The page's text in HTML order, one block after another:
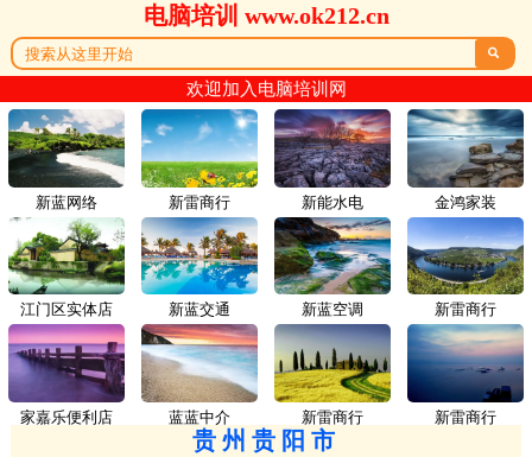
电脑培训 www.ok212.cn

欢迎加入电脑培训网
新蓝网络 新雷商行
江门区实体店 新蓝交通
家嘉乐便利店 蓝蓝中介
新能水电 金鸿家装
新蓝空调 新雷商行
新雷商行 新雷商行
贵州贵阳市